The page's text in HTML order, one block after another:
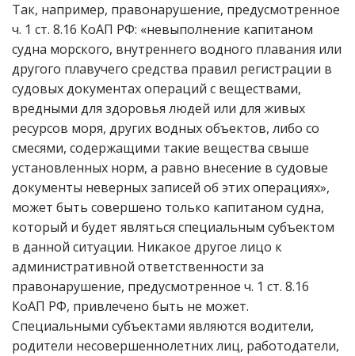
Так, например, правонарушение, предусмотренное
ч. 1 ст. 8.16 КоАП РФ: «невыполнение капитаном
судна морского, внутреннего водного плавания или
другого плавучего средства правил регистрации в
судовых документах операций с веществами,
вредными для здоровья людей или для живых
ресурсов моря, других водных объектов, либо со
смесями, содержащими такие вещества свыше
установленных норм, а равно внесение в судовые
документы неверных записей об этих операциях»,
может быть совершено только капитаном судна,
который и будет являться специальным субъектом
в данной ситуации. Никакое другое лицо к
административной ответственности за
правонарушение, предусмотренное ч. 1 ст. 8.16
КоАП РФ, привлечено быть не может.
Специальными субъектами являются водители,
родители несовершеннолетних лиц, работодатели,